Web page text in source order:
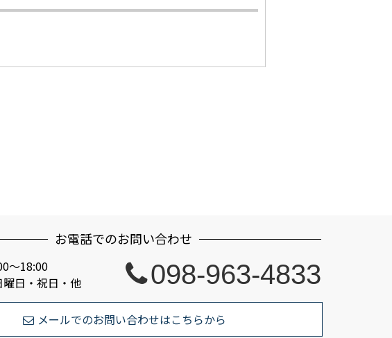
お電話でのお問い合わせ
～18:00
日・祝日・他
098-963-4833
メールでのお問い合わせはこちらから